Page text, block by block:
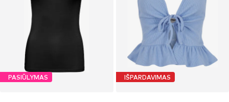
PASIŪLYMAS IŠPARDAVIMAS